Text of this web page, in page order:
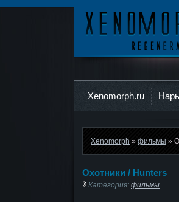
Xenomorph.ru
Xenomorph » фильмы »
Охотники / Hunters
Категория: фильмы